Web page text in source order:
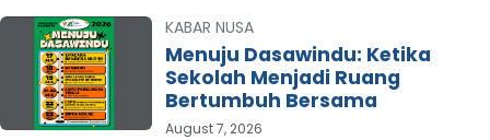
KABAR NUSA
Menuju Dasawindu: Ketika
Sekolah Menjadi Ruang
Bertumbuh Bersama
August 7, 2026